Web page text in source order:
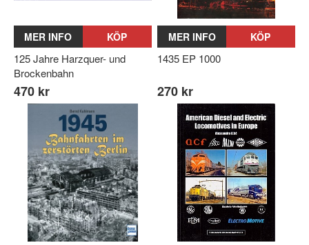
MER INFO KÖP
125 Jahre Harzquer- und
Brockenbahn
470 kr
MER INFO KÖP
1435 EP 1000
270 kr